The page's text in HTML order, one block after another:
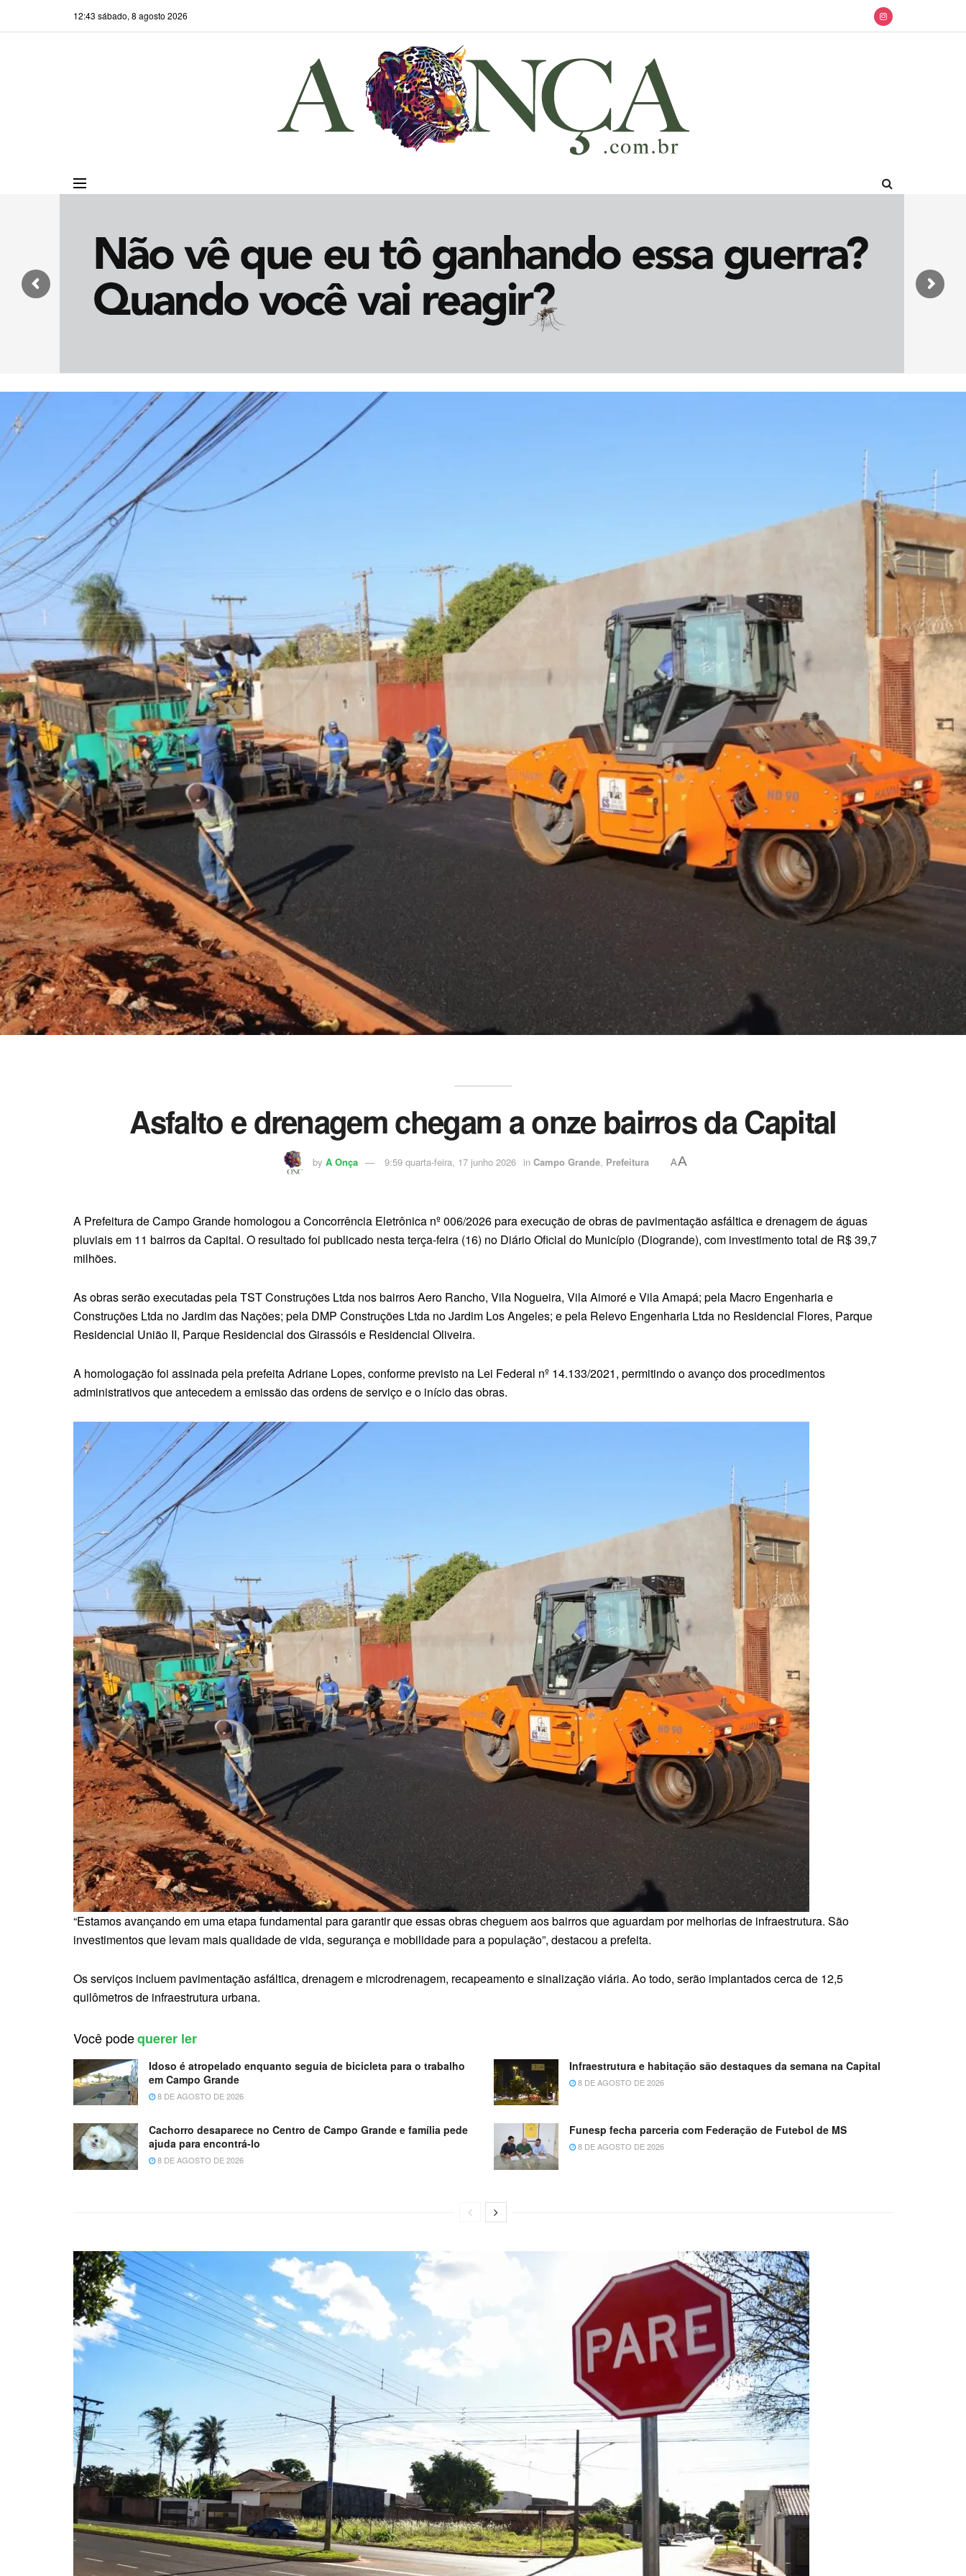
12:43 sábado, 8 agosto 2026
Asfalto e drenagem chegam a onze bairros da Capital
by A Onça 9:59 quarta-feira, 17 junho 2026 in Campo Grande, Prefeitura AA
A Prefeitura de Campo Grande homologou a Concorrência Eletrônica nº 006/2026 para execução de obras de pavimentação asfáltica e drenagem de águas
pluviais em 11 bairros da Capital. O resultado foi publicado nesta terça-feira (16) no Diário Oficial do Município (Diogrande), com investimento total de R$ 39,7
milhões.
As obras serão executadas pela TST Construções Ltda nos bairros Aero Rancho, Vila Nogueira, Vila Aimoré e Vila Amapá; pela Macro Engenharia e
Construções Ltda no Jardim das Nações; pela DMP Construções Ltda no Jardim Los Angeles; e pela Relevo Engenharia Ltda no Residencial Flores, Parque
Residencial União II, Parque Residencial dos Girassóis e Residencial Oliveira.
A homologação foi assinada pela prefeita Adriane Lopes, conforme previsto na Lei Federal nº 14.133/2021, permitindo o avanço dos procedimentos
administrativos que antecedem a emissão das ordens de serviço e o início das obras.
“Estamos avançando em uma etapa fundamental para garantir que essas obras cheguem aos bairros que aguardam por melhorias de infraestrutura. São
investimentos que levam mais qualidade de vida, segurança e mobilidade para a população”, destacou a prefeita.
Os serviços incluem pavimentação asfáltica, drenagem e microdrenagem, recapeamento e sinalização viária. Ao todo, serão implantados cerca de 12,5
quilômetros de infraestrutura urbana.
Você podequerer ler
Idoso é atropelado enquanto seguia de bicicleta para o trabalho
em Campo Grande
8 DE AGOSTO DE 2026
Infraestrutura e habitação são destaques da semana na Capital
8 DE AGOSTO DE 2026
Cachorro desaparece no Centro de Campo Grande e família pede
ajuda para encontrá-lo
8 DE AGOSTO DE 2026
Funesp fecha parceria com Federação de Futebol de MS
8 DE AGOSTO DE 2026